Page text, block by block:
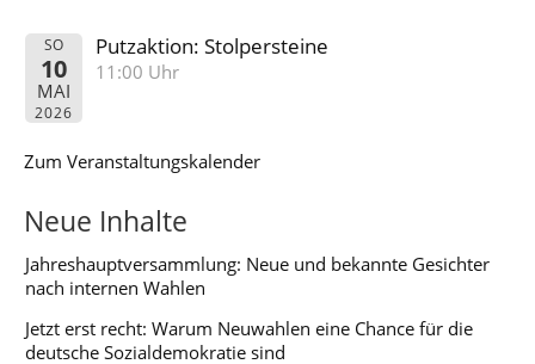
SO
10
MAI
2026
Putzaktion: Stolpersteine
11:00 Uhr
Zum Veranstaltungskalender
Neue Inhalte
Jahreshauptversammlung: Neue und bekannte Gesichter
nach internen Wahlen
Jetzt erst recht: Warum Neuwahlen eine Chance für die
deutsche Sozialdemokratie sind